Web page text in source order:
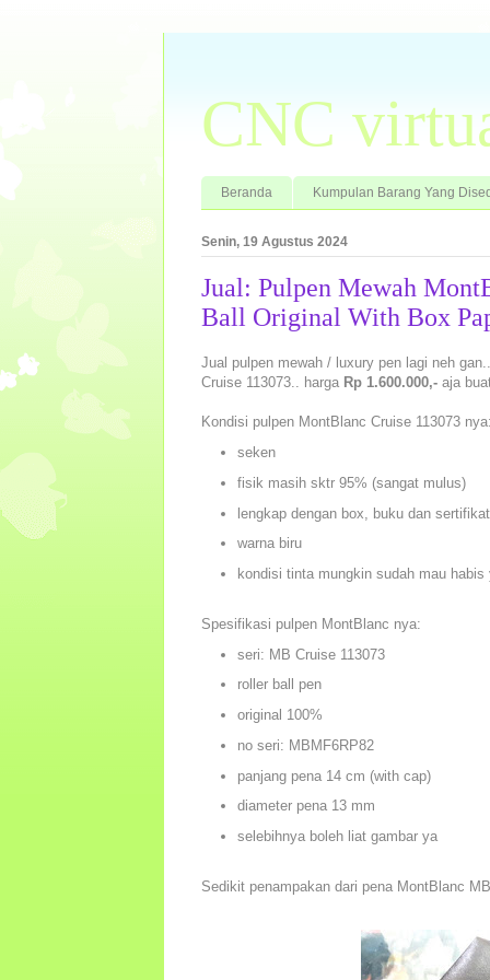
CNC
Beranda Kumpulan Barang Yang
Senin, 19 Agustus 2024
Jual: Pulpen Mewah
Ball Original With Box
Jual pulpen mewah / luxury pen lagi neh
Cruise 113073.. harga Rp 1.600.000,- aja
Kondisi pulpen MontBlanc Cruise 113073
seken
fisik masih sktr 95% (sangat mulus)
lengkap dengan box, buku dan
warna biru
kondisi tinta mungkin sudah mau
Spesifikasi pulpen MontBlanc nya:
seri: MB Cruise 113073
roller ball pen
original 100%
no seri: MBMF6RP82
panjang pena 14 cm (with cap)
diameter pena 13 mm
selebihnya boleh liat gambar ya
Sedikit penampakan dari pena MontBlanc